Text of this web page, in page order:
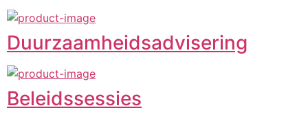
Duurzaamheidsadvisering
Beleidssessies